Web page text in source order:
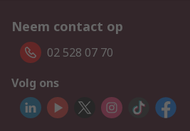
Neem contact op
02 528 07 70
Volg ons